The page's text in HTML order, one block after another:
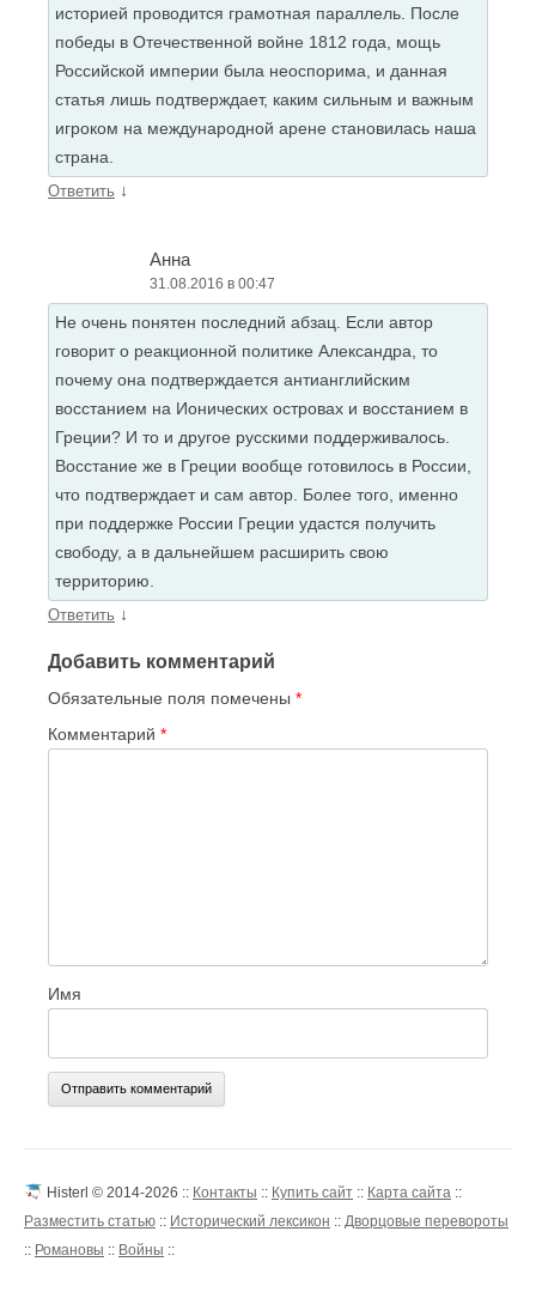
историей проводится грамотная параллель. После
победы в Отечественной войне 1812 года, мощь
Российской империи была неоспорима, и данная
статья лишь подтверждает, каким сильным и важным
игроком на международной арене становилась наша
страна.
Ответить ↓
Анна
31.08.2016 в 00:47
Не очень понятен последний абзац. Если автор
говорит о реакционной политике Александра, то
почему она подтверждается антианглийским
восстанием на Ионических островах и восстанием в
Греции? И то и другое русскими поддерживалось.
Восстание же в Греции вообще готовилось в России,
что подтверждает и сам автор. Более того, именно
при поддержке России Греции удастся получить
свободу, а в дальнейшем расширить свою
территорию.
Ответить ↓
Добавить комментарий
Обязательные поля помечены *
Комментарий *
Имя
Histerl © 2014-2026 :: Контакты :: Купить сайт :: Карта сайта ::
Разместить статью :: Исторический лексикон :: Дворцовые перевороты
:: Романовы :: Войны ::